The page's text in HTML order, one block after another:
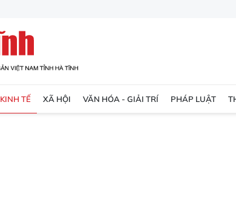
KINH TẾ XÃ HỘI VĂN HÓA - GIẢI TRÍ PHÁP LUẬT